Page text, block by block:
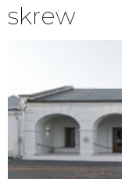
skrew